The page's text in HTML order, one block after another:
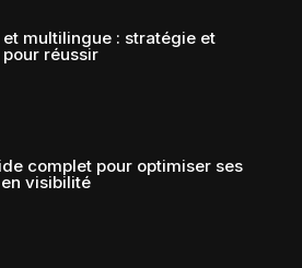
multilingue : stratégie et
réussir
complet pour optimiser ses
visibilité